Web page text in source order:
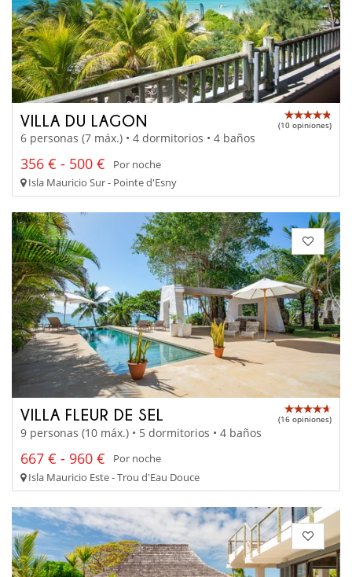
VILLA DU LAGON (10 opiniones)
6 personas (7 máx.) • 4 dormitorios • 4 baños
356 € - 500 €
Por noche
Isla Mauricio Sur - Pointe d'Esny
VILLA FLEUR DE SEL (16 opiniones)
9 personas (10 máx.) • 5 dormitorios • 4 baños
667 € - 960 €
Por noche
Isla Mauricio Este - Trou d'Eau Douce